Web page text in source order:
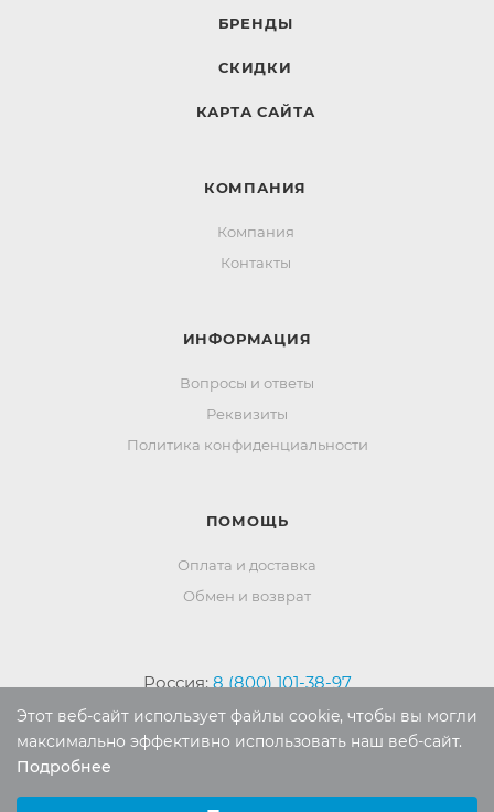
БРЕНДЫ
СКИДКИ
КАРТА САЙТА
КОМПАНИЯ
Компания
Контакты
ИНФОРМАЦИЯ
Вопросы и ответы
Реквизиты
Политика конфиденциальности
ПОМОЩЬ
Оплата и доставка
Обмен и возврат
Россия:8 (800) 101-38-97
Москва:8 (495) 196-00-06
Отдел продаж:info@mr-kover.ru
Этот веб-сайт использует файлы cookie, чтобы вы могли
максимально эффективно использовать наш веб-сайт.
Подробнее